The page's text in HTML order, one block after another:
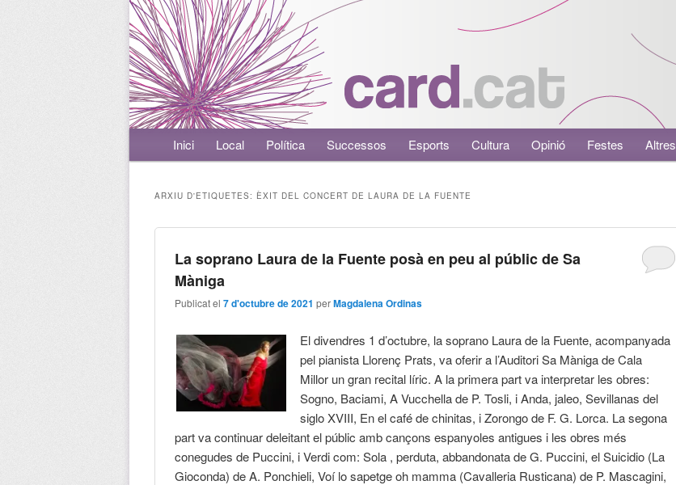
Menú principalAneu al contingut principal
Aneu al contingut secundari
Inici Local Política Successos Esports Cultura Opinió Festes Altres
ARXIU D'ETIQUETES: ÈXIT DEL CONCERT DE LAURA DE LA FUENTE
La soprano Laura de la Fuente posà en peu al públic de Sa
Màniga
Publicat el7 d'octubre de 2021 perMagdalena Ordinas
El divendres 1 d’octubre, la soprano Laura de la Fuente, acompanyada
pel pianista Llorenç Prats, va oferir a l’Auditori Sa Màniga de Cala
Millor un gran recital líric. A la primera part va interpretar les obres:
Sogno, Baciami, A Vucchella de P. Tosli, i Anda, jaleo, Sevillanas del
siglo XVIII, En el café de chinitas, i Zorongo de F. G. Lorca. La segona
part va continuar deleitant el públic amb cançons espanyoles antigues i les obres més
conegudes de Puccini, i Verdi com: Sola , perduta, abbandonata de G. Puccini, el Suicidio (La
Gioconda) de A. Ponchieli, Voí lo sapetge oh mamma (Cavalleria Rusticana) de P. Mascagini,